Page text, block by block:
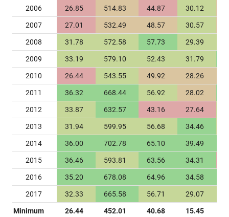
2006 26.85 514.83 44.87 30.12
2007 27.01 532.49 48.57 30.57
2008 31.78 572.58 57.73 29.39
2009 33.19 579.10 52.43 31.79
2010 26.44 543.55 49.92 28.26
2011 36.32 668.44 56.92 28.02
2012 33.87 632.57 43.16 27.64
2013 31.94 599.95 56.68 34.46
2014 36.00 702.78 65.10 39.49
2015 36.46 593.81 63.56 34.31
2016 35.20 678.08 64.96 34.58
2017 32.33 665.58 56.71 29.07
Minimum 26.44 452.01 40.68 15.45